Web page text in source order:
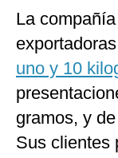
La
uno y 10
gramos, y
Sus clientes